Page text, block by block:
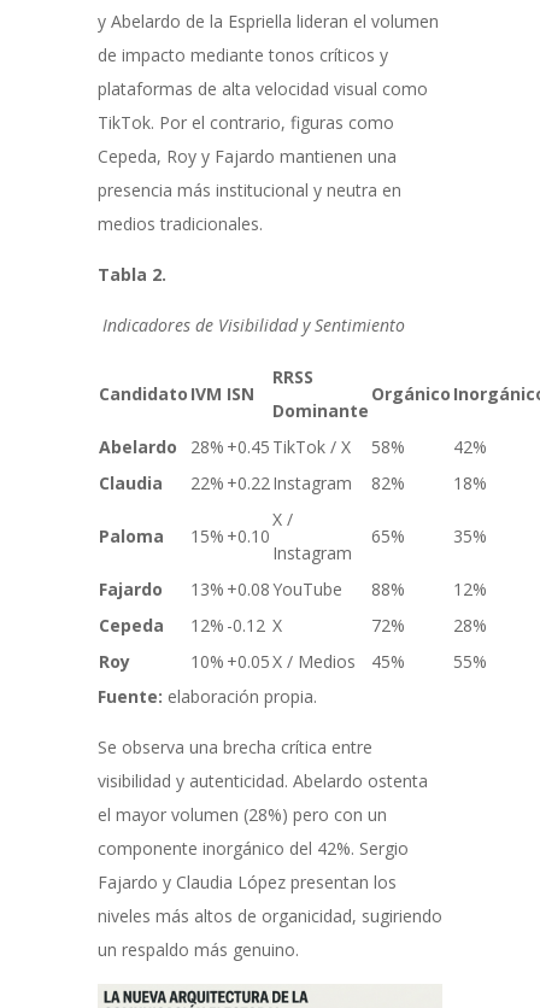
y Abelardo de la Espriella lideran el volumen
de impacto mediante tonos críticos y
plataformas de alta velocidad visual como
TikTok. Por el contrario, figuras como
Cepeda, Roy y Fajardo mantienen una
presencia más institucional y neutra en
medios tradicionales.
Tabla 2.
Indicadores de Visibilidad y Sentimiento
Candidato IVM ISN
RRSS
Dominante
Orgánico
Abelardo 28% +0.45 TikTok / X 58%
42%
Claudia
22% +0.22 Instagram 82% 18%
Paloma 15% +0.10
X /
Instagram
65% 35%
Fajardo 13% +0.08YouTube 88%
12%
Cepeda
12% -0.12 X 72%
28%
Roy
10% +0.05X / Medios 45%
55%
Fuente: elaboración propia.
Se observa una brecha crítica entre
visibilidad y autenticidad. Abelardo ostenta
el mayor volumen (28%) pero con un
componente inorgánico del 42%. Sergio
Fajardo y Claudia López presentan los
niveles más altos de organicidad, sugiriendo
un respaldo más genuino.